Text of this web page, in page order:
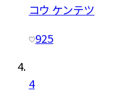
コウ ケンテツ
925
4